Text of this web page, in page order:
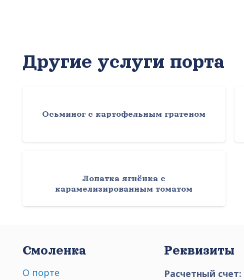
Другие услуги порта
Осьминог с картофельным гратеном
Лопатка ягнёнка с
карамелизированным томатом
Смоленка
О порте
Реквизиты
Расчетный счет: